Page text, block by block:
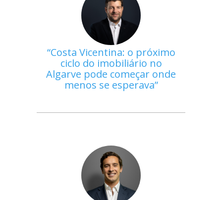
Costa Vicentina: o próximo
ciclo do imobiliário no
Algarve pode começar onde
menos se esperava